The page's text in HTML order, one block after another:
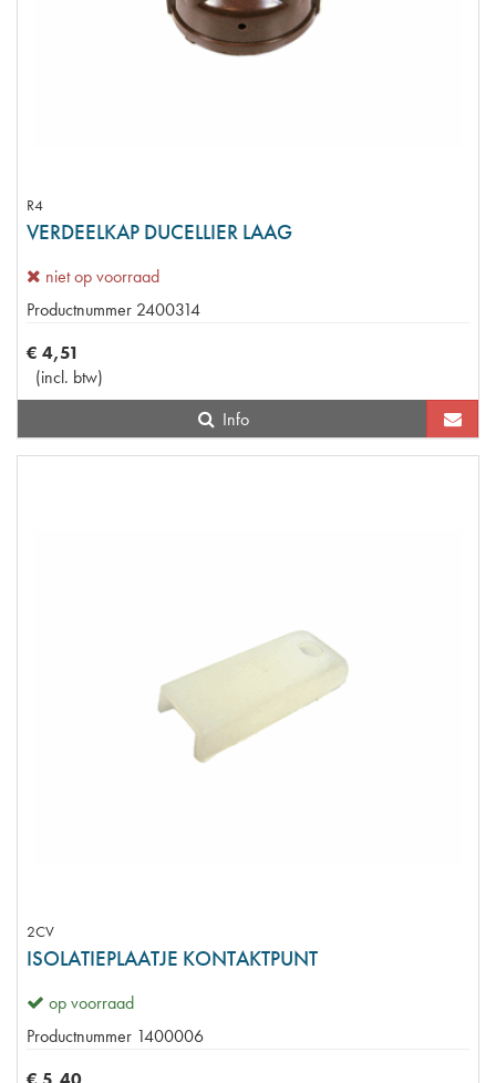
R4
VERDEELKAP DUCELLIER LAAG
niet op voorraad
Productnummer 2400314
€ 4,51
(incl. btw)
Info
2CV
ISOLATIEPLAATJE KONTAKTPUNT
op voorraad
Productnummer 1400006